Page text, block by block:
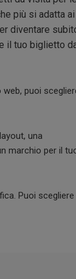
più si adatta ai
diventare
il tuo biglietto
puoi
una
marchio per il
Puoi scegliere